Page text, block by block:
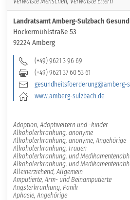
Landratsamt Amberg-Sulzbach
Hockermühlstraße 53
92224 Amberg
(+49) 9621 3 96 69
(+49) 9621 37 60 53 61
gesundheitsfoerderung@amberg-
www.amberg-sulzbach.de
Adoption, Adoptiveltern und -kinder
Alkoholerkrankung, anonyme
Alkoholerkrankung, anonyme, Angehörige
Alkoholerkrankung, Frauen
Alkoholerkrankung, und
Alkoholerkrankung, und
Alleinerziehend, Allgemein
Amputierte, Arm- und Beinamputierte
Angsterkrankung, Panik
Aphasie, Angehörige